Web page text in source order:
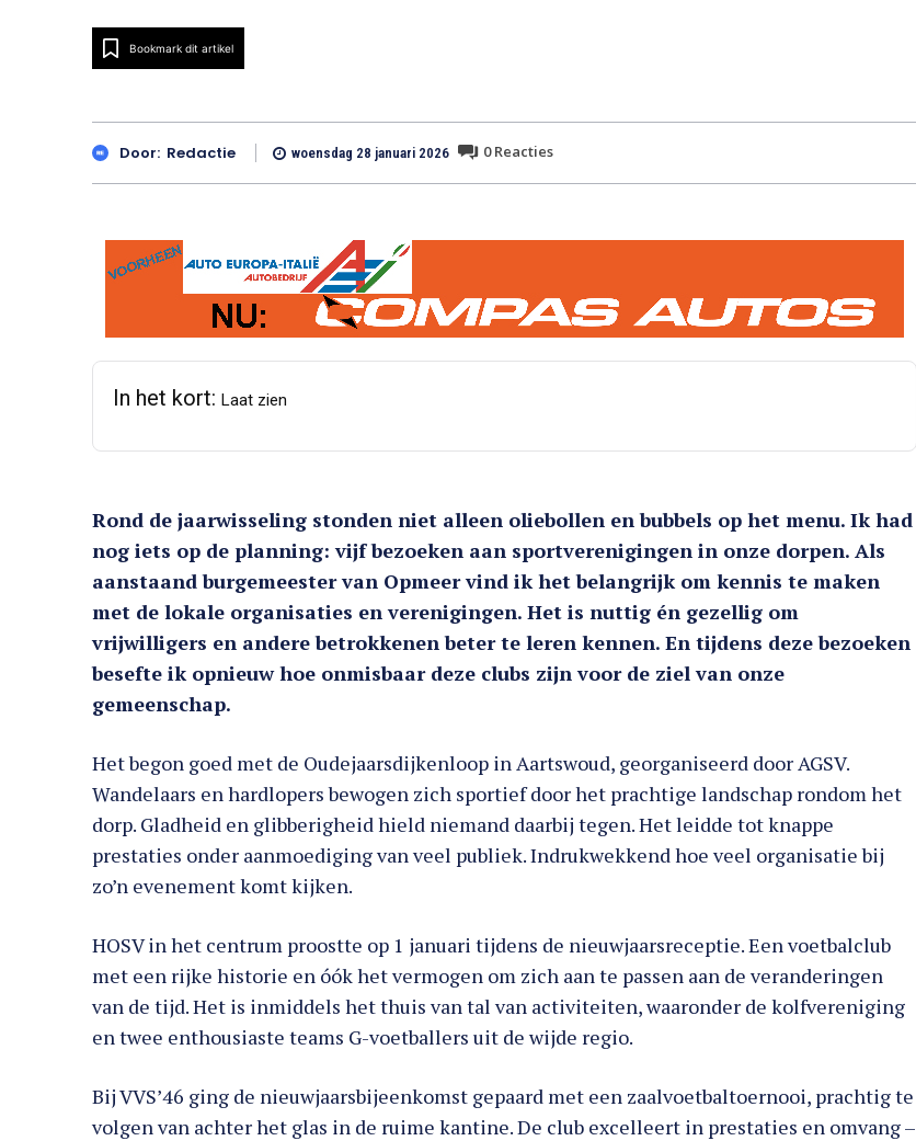
Bookmark dit artikel
Door: Redactie woensdag 28 januari 2026 0Reacties
In het kort: Laat zien
Rond de jaarwisseling stonden niet alleen oliebollen en bubbels op het menu. Ik had
nog iets op de planning: vijf bezoeken aan sportverenigingen in onze dorpen. Als
aanstaand burgemeester van Opmeer vind ik het belangrijk om kennis te maken
met de lokale organisaties en verenigingen. Het is nuttig én gezellig om
vrijwilligers en andere betrokkenen beter te leren kennen. En tijdens deze bezoeken
besefte ik opnieuw hoe onmisbaar deze clubs zijn voor de ziel van onze
gemeenschap.
Het begon goed met de Oudejaarsdijkenloop in Aartswoud, georganiseerd door AGSV.
Wandelaars en hardlopers bewogen zich sportief door het prachtige landschap rondom het
dorp. Gladheid en glibberigheid hield niemand daarbij tegen. Het leidde tot knappe
prestaties onder aanmoediging van veel publiek. Indrukwekkend hoe veel organisatie bij
zo’n evenement komt kijken.
HOSV in het centrum proostte op 1 januari tijdens de nieuwjaarsreceptie. Een voetbalclub
met een rijke historie en óók het vermogen om zich aan te passen aan de veranderingen
van de tijd. Het is inmiddels het thuis van tal van activiteiten, waaronder de kolfvereniging
en twee enthousiaste teams G-voetballers uit de wijde regio.
Bij VVS’46 ging de nieuwjaarsbijeenkomst gepaard met een zaalvoetbaltoernooi, prachtig te
volgen van achter het glas in de ruime kantine. De club excelleert in prestaties en omvang –